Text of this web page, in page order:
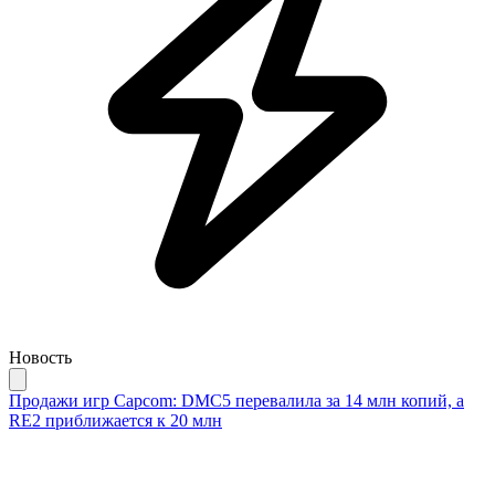
Новость
Продажи игр Capcom: DMC5 перевалила за 14 млн копий, а
RE2 приближается к 20 млн